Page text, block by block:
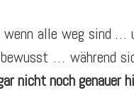
alle weg sind …
… während
nicht noch genauer